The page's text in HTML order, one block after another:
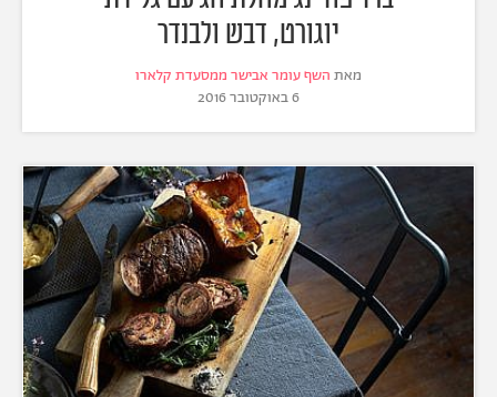
יוגורט, דבש ולבנדר
מאת השף עומר אבישר ממסעדת קלארו
6 באוקטובר 2016